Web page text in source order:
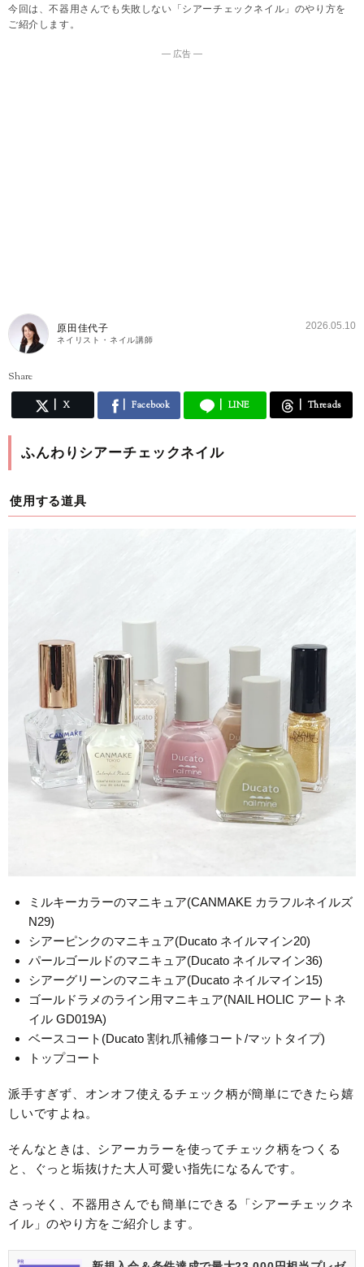
今回は、不器用さんでも失敗しない「シアーチェックネイル」のやり方を
ご紹介します。
― 広告 ―
原田佳代子
ネイリスト・ネイル講師
2026.05.10
Share
X Facebook LINE Threads
ふんわりシアーチェックネイル
使用する道具
ミルキーカラーのマニキュア(CANMAKE カラフルネイルズ
N29)
シアーピンクのマニキュア(Ducato ネイルマイン20)
パールゴールドのマニキュア(Ducato ネイルマイン36)
シアーグリーンのマニキュア(Ducato ネイルマイン15)
ゴールドラメのライン用マニキュア(NAIL HOLIC アートネ
イル GD019A)
ベースコート(Ducato 割れ爪補修コート/マットタイプ)
トップコート
派手すぎず、オンオフ使えるチェック柄が簡単にできたら嬉
しいですよね。
そんなときは、シアーカラーを使ってチェック柄をつくる
と、ぐっと垢抜けた大人可愛い指先になるんです。
さっそく、不器用さんでも簡単にできる「シアーチェックネ
イル」のやり方をご紹介します。